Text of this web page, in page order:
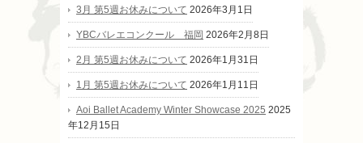
3月 第5週お休みについて 2026年3月1日
YBCバレエコンクール 福岡 2026年2月8日
2月 第5週お休みについて 2026年1月31日
1月 第5週お休みについて 2026年1月11日
Aoi Ballet Academy Winter Showcase 2025 2025
年12月15日